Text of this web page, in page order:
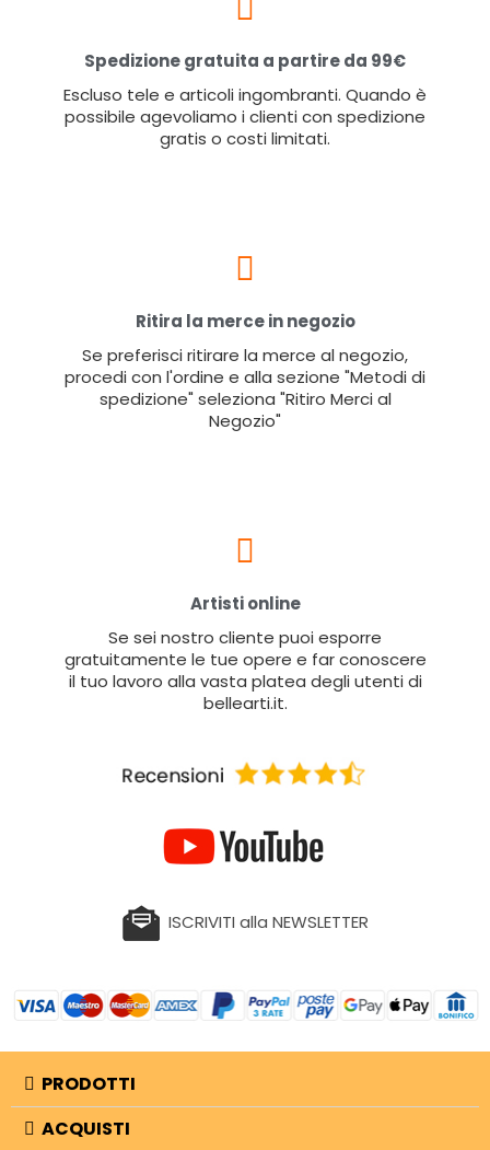
Spedizione gratuita a partire da 99€
Escluso tele e articoli ingombranti. Quando è
possibile agevoliamo i clienti con spedizione
gratis o costi limitati.
Ritira la merce in negozio
Se preferisci ritirare la merce al negozio,
procedi con l'ordine e alla sezione "Metodi di
spedizione" seleziona "Ritiro Merci al
Negozio"
Artisti online
Se sei nostro cliente puoi esporre
gratuitamente le tue opere e far conoscere
il tuo lavoro alla vasta platea degli utenti di
bellearti.it.
ISCRIVITI alla NEWSLETTER
PRODOTTI
ACQUISTI